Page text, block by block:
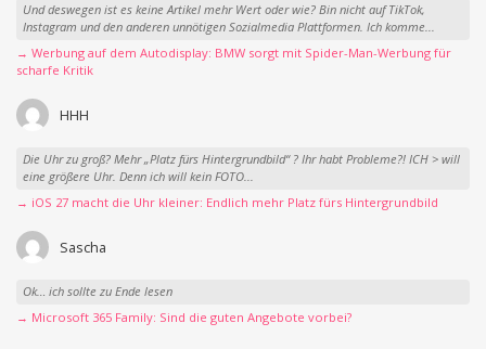
Und deswegen ist es keine Artikel mehr Wert oder wie? Bin nicht auf TikTok,
Instagram und den anderen unnötigen Sozialmedia Plattformen. Ich komme...
→ Werbung auf dem Autodisplay: BMW sorgt mit Spider-Man-Werbung für
scharfe Kritik
HHH
Die Uhr zu groß? Mehr „Platz fürs Hintergrundbild“ ? Ihr habt Probleme?! ICH > will
eine größere Uhr. Denn ich will kein FOTO...
→ iOS 27 macht die Uhr kleiner: Endlich mehr Platz fürs Hintergrundbild
Sascha
Ok… ich sollte zu Ende lesen
→ Microsoft 365 Family: Sind die guten Angebote vorbei?